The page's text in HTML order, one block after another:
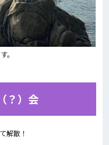
。
？）会
解散！